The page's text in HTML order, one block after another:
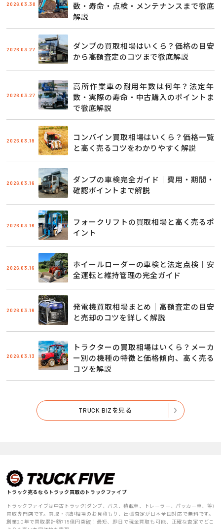
2026.03.30
数・寿命・点検・メンテナンスまで徹底
解説
2026.03.27
ダンプの買取相場はいくら？価格の目安
から高額査定のコツまで徹底解説
2026.03.27
高所作業車の耐用年数は何年？法定年
数・実際の寿命・中古購入のポイントま
で徹底解説
2026.03.19
コンバイン買取相場はいくら？価格一覧
と高く売るコツをわかりやすく解説
2026.03.16
ダンプの車検完全ガイド｜費用・期間・
確認ポイントまで解説
2026.03.16
フォークリフトの買取相場と高く売るポ
イント
2026.03.16
ホイールローダーの車検と法定点検｜安
全運転と維持管理の完全ガイド
2026.03.16
発電機買取相場まとめ｜高額査定の目安
と売却のコツを詳しく解説
2026.03.13
トラクターの買取相場はいくら？メーカ
ー別の機種の特徴と価格傾向、高く売る
コツを解説
TRUCK BIZを見る
トラック売るならトラック買取のトラックファイブ
トラックファイブは中古トラック(ダンプ、バス、積載車、トレーラー、パッカー車、等)
買取専門店です。買取・売却相場のお見積もり、出張査定が日本全国対応で無料です。
創業20年で買取累計額715億円突破！最短、即日で現金買取も可能、正確な査定でどこ